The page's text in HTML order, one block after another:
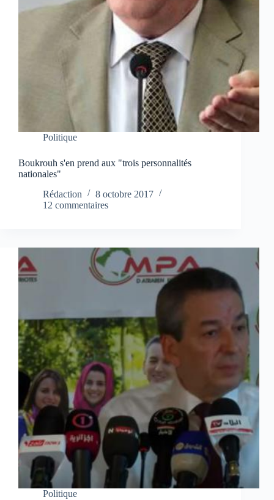
Politique
Boukrouh s'en prend aux "trois personnalités
nationales"
Rédaction
8 octobre 2017
12 commentaires
Politique